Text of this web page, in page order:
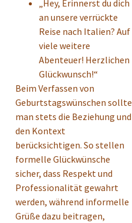
„Hey, Erinnerst du dich
an unsere verrückte
Reise nach Italien? Auf
viele weitere
Abenteuer! Herzlichen
Glückwunsch!“
Beim Verfassen von
Geburtstagswünschen sollte
man stets die Beziehung und
den Kontext
berücksichtigen. So stellen
formelle Glückwünsche
sicher, dass Respekt und
Professionalität gewahrt
werden, während informelle
Grüße dazu beitragen,